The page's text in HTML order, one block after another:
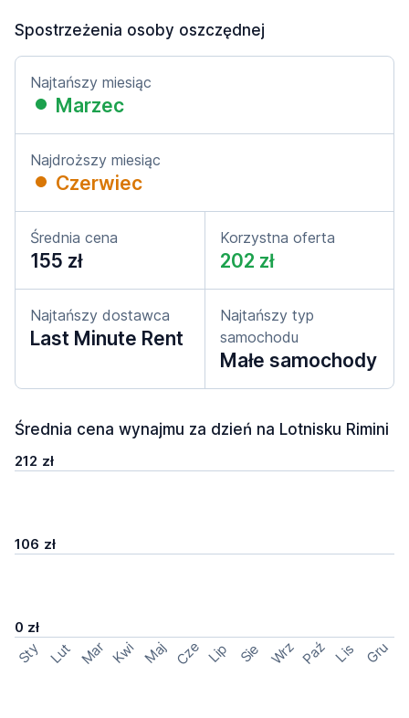
Spostrzeżenia osoby oszczędnej
Najtańszy miesiąc
Marzec
Najdroższy miesiąc
Czerwiec
Średnia cena
155 zł
Korzystna oferta
202 zł
Najtańszy dostawca
Last Minute Rent
Najtańszy typ
samochodu
Małe samochody
Średnia cena wynajmu za dzień na Lotnisku Rimini
212 zł
106 zł
0 zł
Sty Lut Mar Kwi Maj Cze Lip Sie Wrz Paź Lis Gru